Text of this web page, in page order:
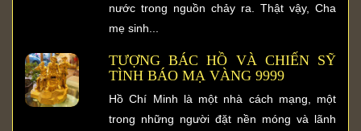
nước trong nguồn chảy ra. Thật vậy, Cha
mẹ sinh...
TƯỢNG BÁC HỒ VÀ CHIẾN SỸ
TÌNH BÁO MẠ VÀNG 9999
Hồ Chí Minh là một nhà cách mạng, một
trong những người đặt nền móng và lãnh